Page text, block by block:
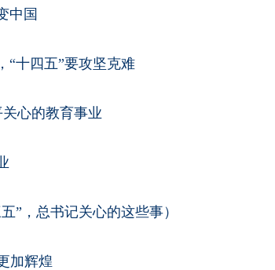
中国
“十四五”要攻坚克难
心的教育事业
”，总书记关心的这些事）
加辉煌